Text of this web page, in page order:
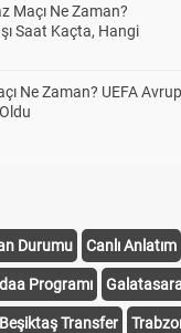
Maçı Ne Zaman?
Saat Kaçta, Hangi
Ne Zaman? UEFA
Durumu Canlı Anlatım
Programı
Beşiktaş Transfer